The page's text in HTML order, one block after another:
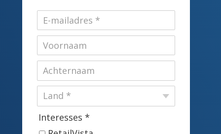
Interesses *